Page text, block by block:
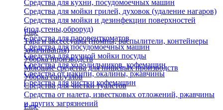
Средства для кухни, посудомоечных машин
Средства для мойки грилей, духовок (удаление нагаров)
Средства для мойки и дезинфекции поверхностей
(пол,стены,оброруд)
Средства для паровенткоматов
Средства для посудомоечных машин
Средства для ручной мойки посуды
Средства для холодильников, кофемашин
Средства от накипи, окалины, ржавчины
Средства для чистки кофемашин
Еще
Тара и аксессуары (помпы, распылители, контейнеры
замачивания)
Уборка производств
Моющие средства для пищевых производств
Уборка сан.узлов
Средства для чистки туалетов
Средства от налета, известковых отложений, ржавчины
и других загрязнений
Еще